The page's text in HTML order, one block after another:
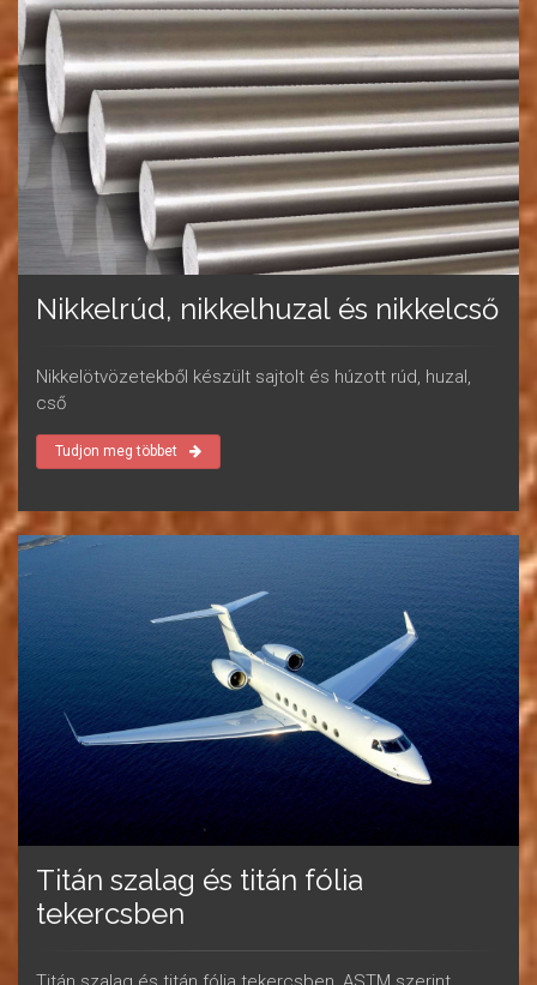
Nikkelrúd, nikkelhuzal és nikkelcső
Nikkelötvözetekből készült sajtolt és húzott rúd, huzal,
cső
Tudjon meg többet
Titán szalag és titán fólia
tekercsben